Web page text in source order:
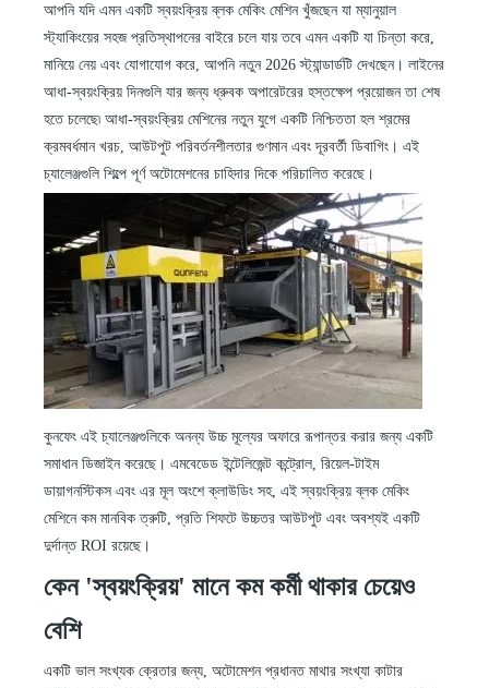
আপনি যদি এমন একটি স্বয়ংক্রিয় ব্লক মেকিং মেশিন খুঁজছেন যা ম্যানুয়াল
স্ট্যাকিংয়ের সহজ প্রতিস্থাপনের বাইরে চলে যায় তবে এমন একটি যা চিন্তা করে,
মানিয়ে নেয় এবং যোগাযোগ করে, আপনি নতুন 2026 স্ট্যান্ডার্ডটি দেখছেন। লাইনের
আধা-স্বয়ংক্রিয় দিনগুলি যার জন্য ধ্রুবক অপারেটরের হস্তক্ষেপ প্রয়োজন তা শেষ
হতে চলেছে৷ আধা-স্বয়ংক্রিয় মেশিনের নতুন যুগে একটি নিশ্চিততা হল শ্রমের
ক্রমবর্ধমান খরচ, আউটপুট পরিবর্তনশীলতার গুণমান এবং দূরবর্তী ডিবাগিং। এই
চ্যালেঞ্জগুলি শিল্পে পূর্ণ অটোমেশনের চাহিদার দিকে পরিচালিত করেছে।
কুনফেং এই চ্যালেঞ্জগুলিকে অনন্য উচ্চ মূল্যের অফারে রূপান্তর করার জন্য একটি
সমাধান ডিজাইন করেছে। এমবেডেড ইন্টেলিজেন্ট কন্ট্রোল, রিয়েল-টাইম
ডায়াগনস্টিকস এবং এর মূল অংশে ক্লাউডিং সহ, এই স্বয়ংক্রিয় ব্লক মেকিং
মেশিনে কম মানবিক ত্রুটি, প্রতি শিফটে উচ্চতর আউটপুট এবং অবশ্যই একটি
দুর্দান্ত ROI রয়েছে।
কেন 'স্বয়ংক্রিয়' মানে কম কর্মী থাকার চেয়েও
বেশি
একটি ভাল সংখ্যক ক্রেতার জন্য, অটোমেশন প্রধানত মাথার সংখ্যা কাটার